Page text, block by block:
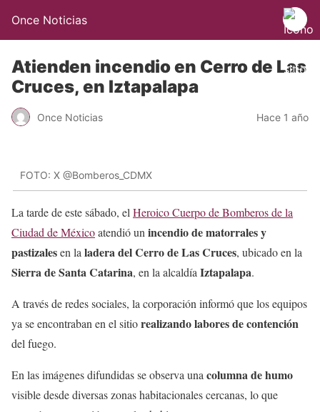
Once Noticias
Atienden incendio en Cerro de Las
Cruces, en Iztapalapa
Once Noticias Hace 1 año
FOTO: X @Bomberos_CDMX
La tarde de este sábado, el Heroico Cuerpo de Bomberos de la
Ciudad de Méxicoatendió un incendio de matorrales y
pastizalesen la ladera del Cerro de Las Cruces, ubicado en la
Sierra de Santa Catarina, en la alcaldía Iztapalapa.
A través de redes sociales, la corporación informó que los equipos
ya se encontraban en el sitiorealizando labores de contención
del fuego.
En las imágenes difundidas se observa una columna de humo
visible desde diversas zonas habitacionales cercanas, lo que